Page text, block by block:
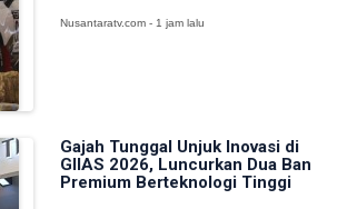
Nusantaratv.com - 1 jam lalu
Gajah Tunggal Unjuk Inovasi di
GIIAS 2026, Luncurkan Dua Ban
Premium Berteknologi Tinggi